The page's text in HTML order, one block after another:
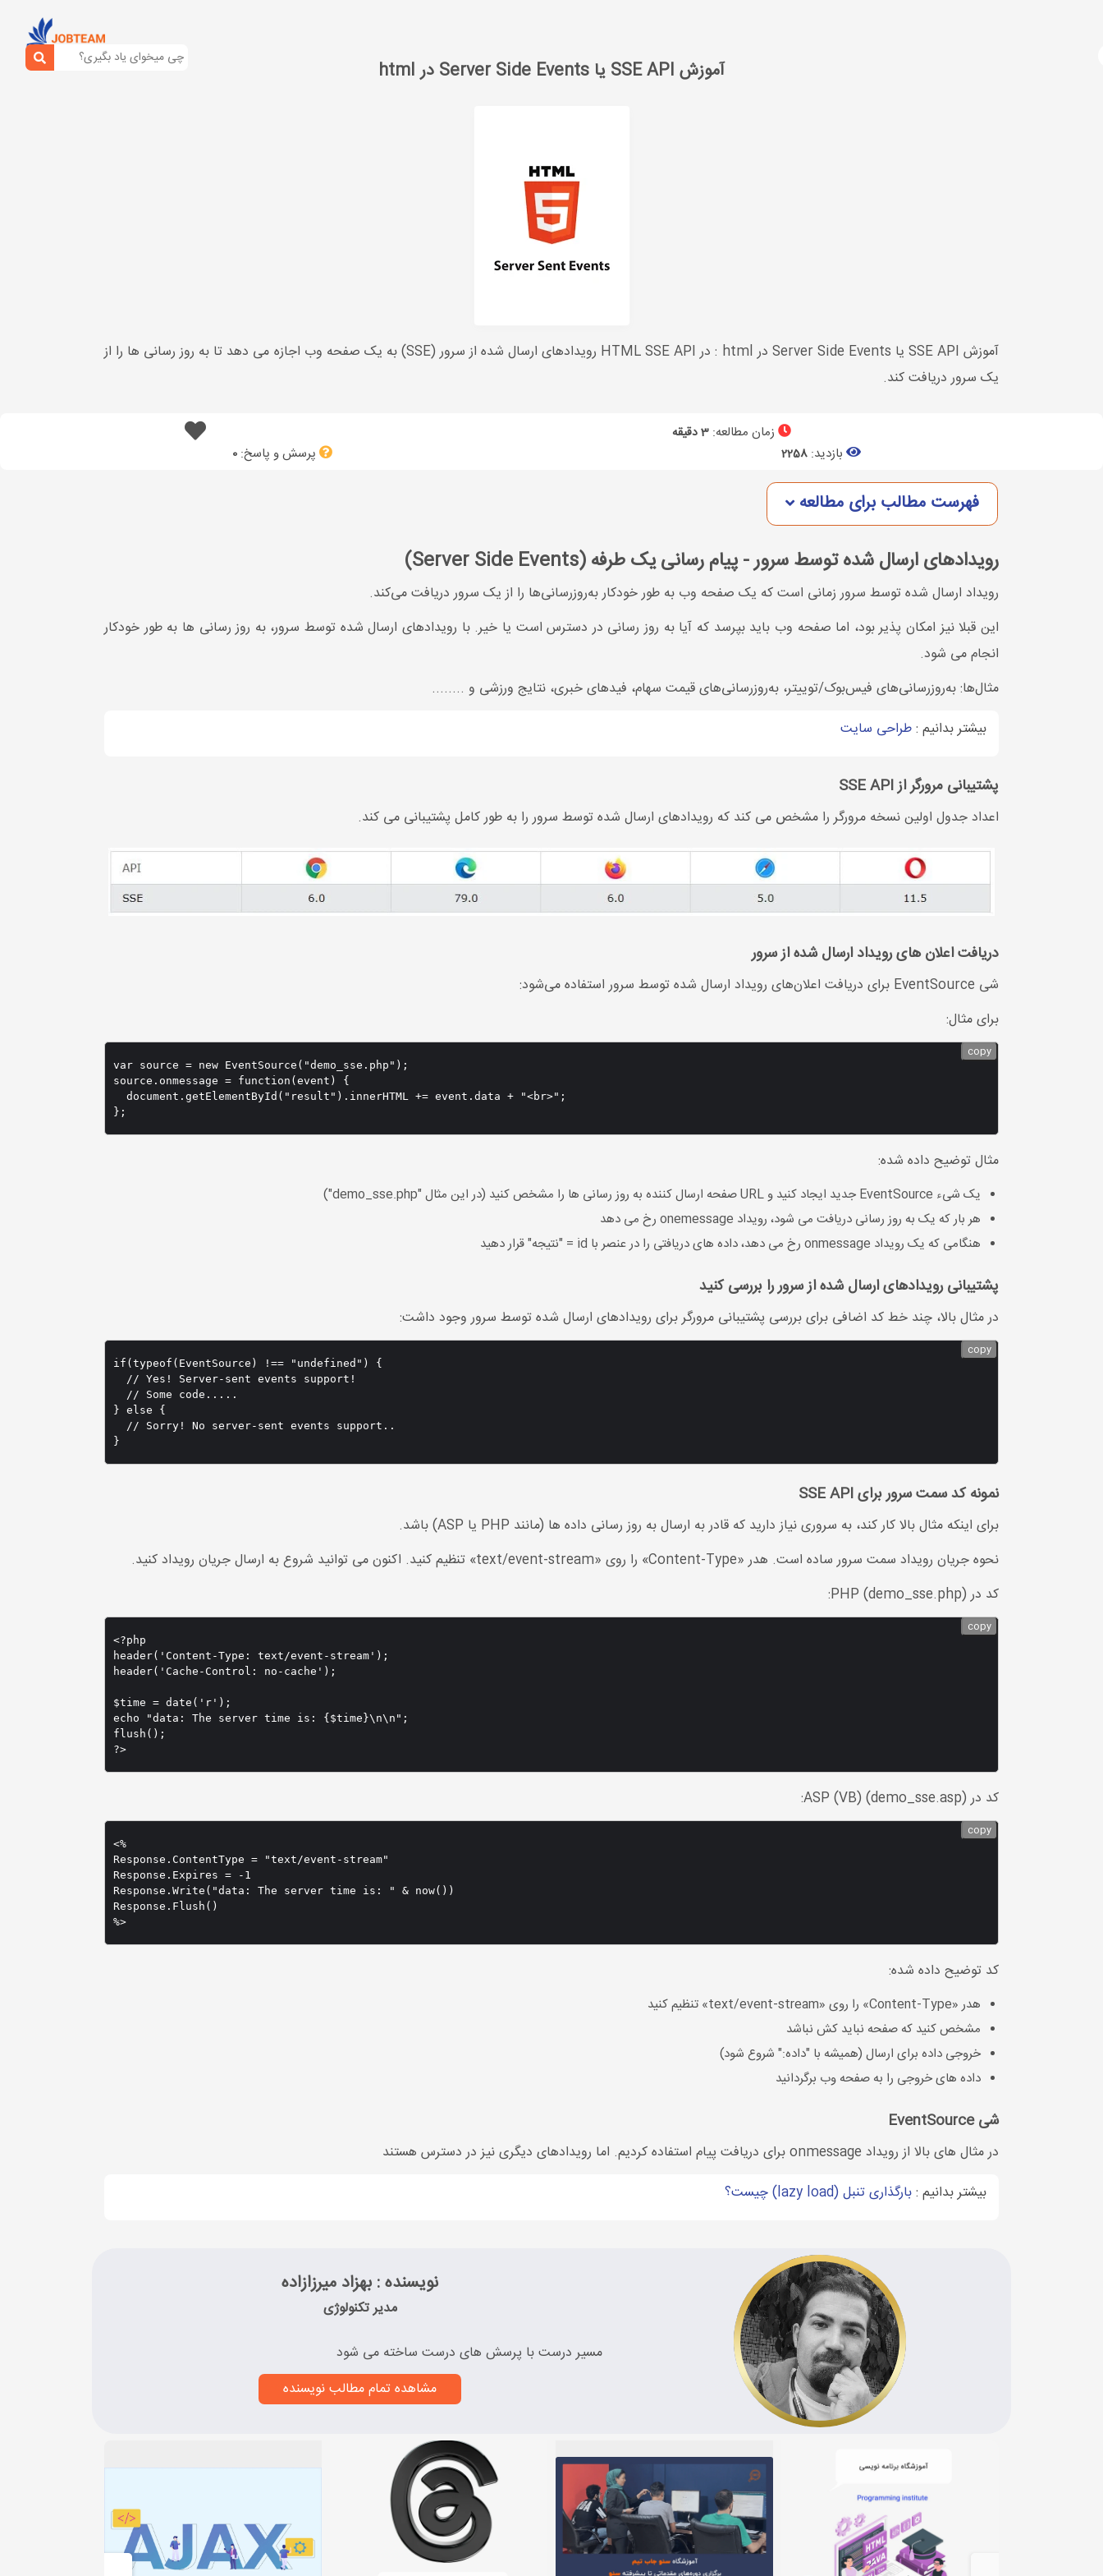
آموزش SSE API یا Server Side Events در html
آموزش SSE API یا Server Side Events در html : در HTML SSE API رویدادهای ارسال شده از سرور (SSE) به یک صفحه وب اجازه می دهد تا به روز رسانی ها را از
یک سرور دریافت کند.
زمان مطالعه:3 دقیقه
بازدید: 2258 پرسش و پاسخ:0
فهرست مطالب برای مطالعه
رویدادهای ارسال شده توسط سرور - پیام رسانی یک طرفه (Server Side Events)
رویداد ارسال شده توسط سرور زمانی است که یک صفحه وب به طور خودکار به‌روزرسانی‌ها را از یک سرور دریافت می‌کند.
این قبلا نیز امکان پذیر بود، اما صفحه وب باید بپرسد که آیا به روز رسانی در دسترس است یا خیر. با رویدادهای ارسال شده توسط سرور، به روز رسانی ها به طور خودکار
انجام می شود.
مثال‌ها: به‌روزرسانی‌های فیس‌بوک/توییتر، به‌روزرسانی‌های قیمت سهام، فیدهای خبری، نتایج ورزشی و ........
بیشتر بدانیم :طراحی سایت
پشتیبانی مرورگر از SSE API
اعداد جدول اولین نسخه مرورگر را مشخص می کند که رویدادهای ارسال شده توسط سرور را به طور کامل پشتیبانی می کند.
دریافت اعلان های رویداد ارسال شده از سرور
شی EventSource برای دریافت اعلان‌های رویداد ارسال شده توسط سرور استفاده می‌شود:
برای مثال:
var source = new EventSource("demo_sse.php");
source.onmessage = function(event) {
  document.getElementById("result").innerHTML += event.data + "<br>";
};
copy
مثال توضیح داده شده:
یک شیء EventSource جدید ایجاد کنید و URL صفحه ارسال کننده به روز رسانی ها را مشخص کنید (در این مثال "demo_sse.php")
هر بار که یک به روز رسانی دریافت می شود، رویداد onemessage رخ می دهد
هنگامی که یک رویداد onmessage رخ می دهد، داده های دریافتی را در عنصر با id = "نتیجه" قرار دهید
پشتیبانی رویدادهای ارسال شده از سرور را بررسی کنید
در مثال بالا، چند خط کد اضافی برای بررسی پشتیبانی مرورگر برای رویدادهای ارسال شده توسط سرور وجود داشت:
if(typeof(EventSource) !== "undefined") {
  // Yes! Server-sent events support!
  // Some code.....
} else {
  // Sorry! No server-sent events support..
}
copy
نمونه کد سمت سرور برای SSE API
برای اینکه مثال بالا کار کند، به سروری نیاز دارید که قادر به ارسال به روز رسانی داده ها (مانند PHP یا ASP) باشد.
نحوه جریان رویداد سمت سرور ساده است. هدر «Content-Type» را روی «text/event-stream» تنظیم کنید. اکنون می توانید شروع به ارسال جریان رویداد کنید.
کد در PHP (demo_sse.php):
<?php
header('Content-Type: text/event-stream');
header('Cache-Control: no-cache');
$time = date('r');
echo "data: The server time is: {$time}\n\n";
flush();
?>
copy
کد در ASP (VB) (demo_sse.asp):
<%
Response.ContentType = "text/event-stream"
Response.Expires = -1
Response.Write("data: The server time is: " & now())
Response.Flush()
%>
copy
کد توضیح داده شده:
هدر «Content-Type» را روی «text/event-stream» تنظیم کنید
مشخص کنید که صفحه نباید کش نباشد
خروجی داده برای ارسال (همیشه با "داده:" شروع شود)
داده های خروجی را به صفحه وب برگردانید
شی EventSource
در مثال های بالا از رویداد onmessage برای دریافت پیام استفاده کردیم. اما رویدادهای دیگری نیز در دسترس هستند
بیشتر بدانیم :بارگذاری تنبل (lazy load) چیست؟
نویسنده : بهزاد میرزازاده
مدیر تکنولوژی
مسیر درست با پرسش های درست ساخته می شود
مشاهده تمام مطالب نویسنده